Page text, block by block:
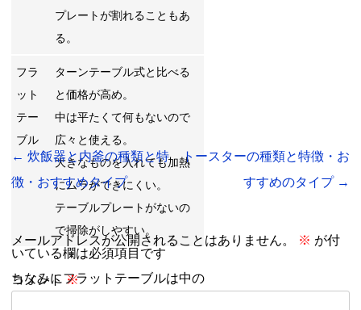
プレートが割れることもあ
る。
フラ
ット
テー
ブル
ターンテーブル式と比べる
と価格が高め。
中は平たくて何もないので
広々と使える。
大きなものを入れても加熱
にムラができにくい。
テーブルプレートがないの
で掃除がしやすい。
ちなみにフラットテーブルは中の
← 炊飯器と内釜の種類と特
徴・おすすめタイプ
トースターの種類と特徴・お
すすめのタイプ →
メールアドレスが公開されることはありません。 ※ が付
いている欄は必須項目です
コメント※